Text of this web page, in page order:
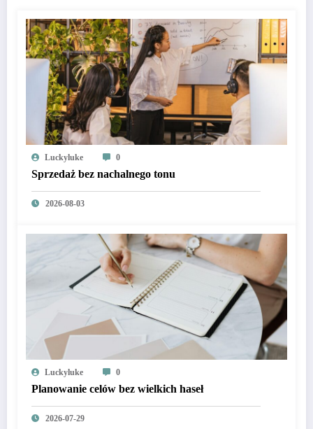
Luckyluke 0
Sprzedaż bez nachalnego tonu
2026-08-03
Luckyluke 0
Planowanie celów bez wielkich haseł
2026-07-29